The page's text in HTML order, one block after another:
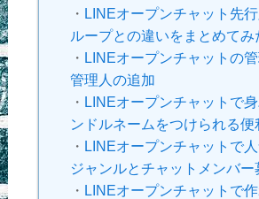
・ LINEオープンチャット先
ループとの違いをまとめてみ
・ LINEオープンチャットの
管理人の追加
・ LINEオープンチャットで
ンドルネームをつけられる便
・ LINEオープンチャットで
ジャンルとチャットメンバー
・ LINEオープンチャットで